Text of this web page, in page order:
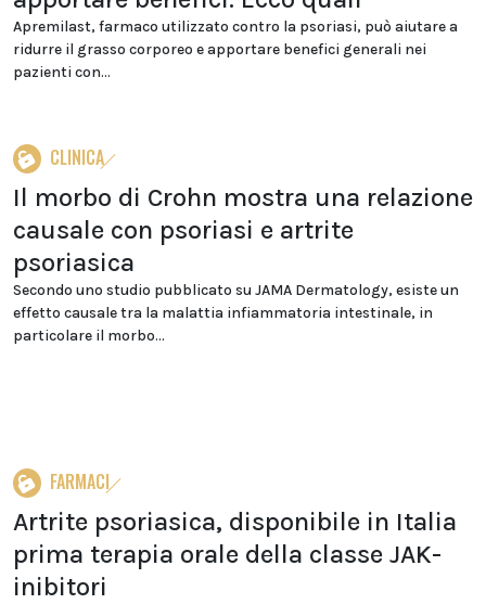
Apremilast, farmaco utilizzato contro la psoriasi, può aiutare a
ridurre il grasso corporeo e apportare benefici generali nei
pazienti con...
CLINICA
Il morbo di Crohn mostra una relazione
causale con psoriasi e artrite
psoriasica
Secondo uno studio pubblicato su JAMA Dermatology, esiste un
effetto causale tra la malattia infiammatoria intestinale, in
particolare il morbo...
FARMACI
Artrite psoriasica, disponibile in Italia
prima terapia orale della classe JAK-
inibitori